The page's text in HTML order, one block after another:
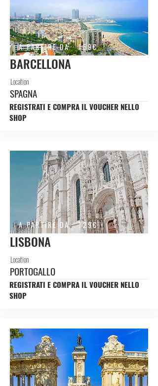
A PARTIRE DA 159€
BARCELLONA
Location
SPAGNA
REGISTRATI E COMPRA IL VOUCHER NELLO
SHOP
A PARTIRE DA 129€
LISBONA
Location
PORTOGALLO
REGISTRATI E COMPRA IL VOUCHER NELLO
SHOP